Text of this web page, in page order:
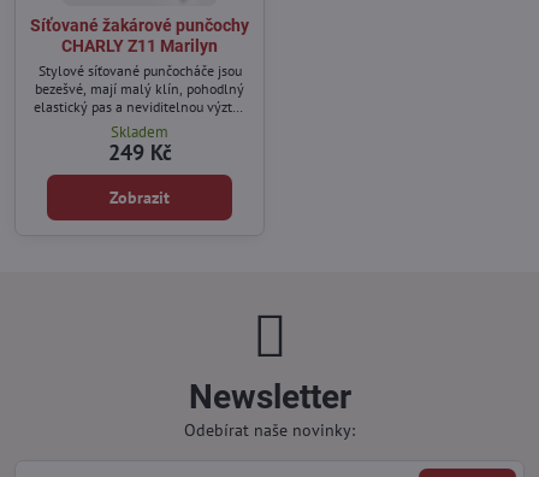
Síťované žakárové punčochy
CHARLY Z11 Marilyn
Stylové síťované punčocháče jsou
bezešvé, mají malý klín, pohodlný
elastický pas a neviditelnou výztuž
na špičce.
Skladem
249 Kč
Zobrazit
Newsletter
Odebírat naše novinky: